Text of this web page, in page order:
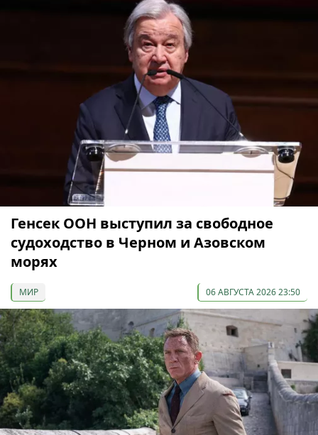
Генсек ООН выступил за свободное
судоходство в Черном и Азовском
морях
МИР 06 АВГУСТА 2026 23:50